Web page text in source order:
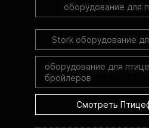
оборудование для
Stork оборудование
оборудование для
бройлеров
Смотреть